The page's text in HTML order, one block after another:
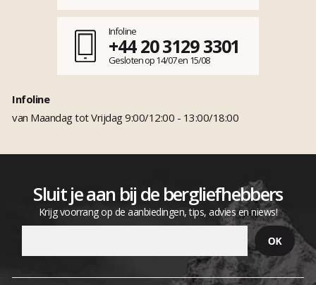
Infoline
+44 20 3129 3301
Gesloten op 14/07 en 15/08
Infoline
van Maandag tot Vrijdag 9:00/12:00 - 13:00/18:00
Sluit je aan bij de bergliefhebbers
Krijg voorrang op de aanbiedingen, tips, advies en niews!